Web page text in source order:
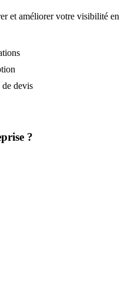
et améliorer votre visibilité en
de devis
?